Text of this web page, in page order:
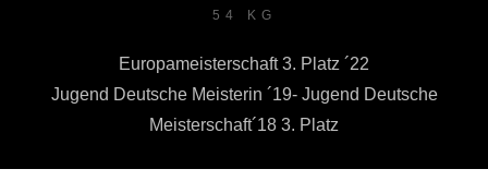
54 KG
Europameisterschaft 3. Platz ´22
Jugend Deutsche Meisterin ´19- Jugend Deutsche
Meisterschaft´18 3. Platz